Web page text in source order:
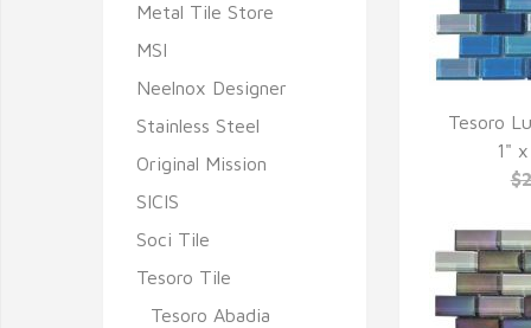
Tesoro
1"
Metal Tile Store
MSI
Neelnox Designer
Stainless Steel
Original Mission
SICIS
Soci Tile
Tesoro Tile
Tesoro Abadia